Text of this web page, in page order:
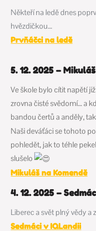
Někteří na ledě dnes
hvězdičkou…
Prvňáčci na ledě
5. 12. 2025 –
Ve škole bylo cítit napětí
zrovna čisté svědomí… a
bandou čertů a anděly,
Naši deváťáci se tohoto
pohledět, jak to téhle
slušelo
Mikuláš na Komendě
4. 12. 2025 –
Liberec a svět plný vědy a
Sedmáci v IQLandii